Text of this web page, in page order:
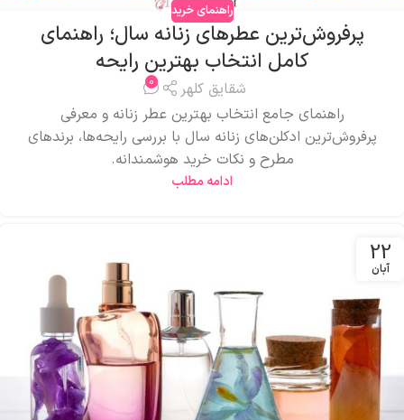
راهنمای خرید
پرفروش‌ترین عطرهای زنانه سال؛ راهنمای
کامل انتخاب بهترین رایحه
شقایق کلهر 0
راهنمای جامع انتخاب بهترین عطر زنانه و معرفی
پرفروش‌ترین ادکلن‌های زنانه سال با بررسی رایحه‌ها، برندهای
مطرح و نکات خرید هوشمندانه.
ادامه مطلب
22
آبان